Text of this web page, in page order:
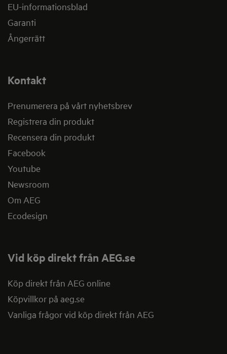
EU-informationsblad
Garanti
Ångerrätt
Kontakt
Prenumerera på vårt nyhetsbrev
Registrera din produkt
Recensera din produkt
Facebook
Youtube
Newsroom
Om AEG
Ecodesign
Vid köp direkt från AEG.se
Köp direkt från AEG online
Köpvillkor på aeg.se
Vanliga frågor vid köp direkt från AEG